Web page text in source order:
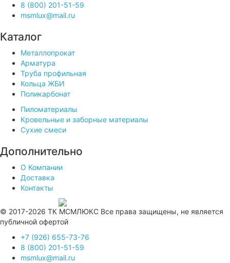
8 (800) 201-51-59
msmlux@mail.ru
Каталог
Металлопрокат
Арматура
Труба профильная
Кольца ЖБИ
Поликарбонат
Пиломатериалы
Кровельные и заборные материалы
Сухие смеси
Дополнительно
О Компании
Доставка
Контакты
© 2017-2026 ТК МСМЛЮКС Все права защищены, не является
публичной офертой
+7 (926) 655-73-76
8 (800) 201-51-59
msmlux@mail.ru